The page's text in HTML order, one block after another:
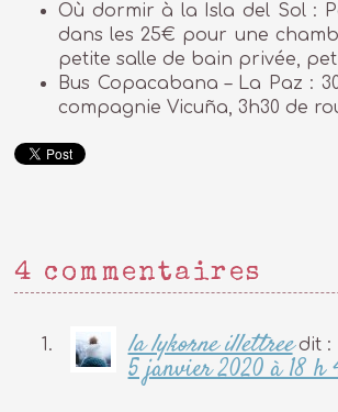
Où dormir à la Isla del Sol :
dans les 25€ pour une
petite salle de bain privée,
Bus Copacabana – La Paz :
compagnie Vicuña, 3h30 de
4 commentaires
la lykorne illettree dit :
5 janvier 2020 à 18 h